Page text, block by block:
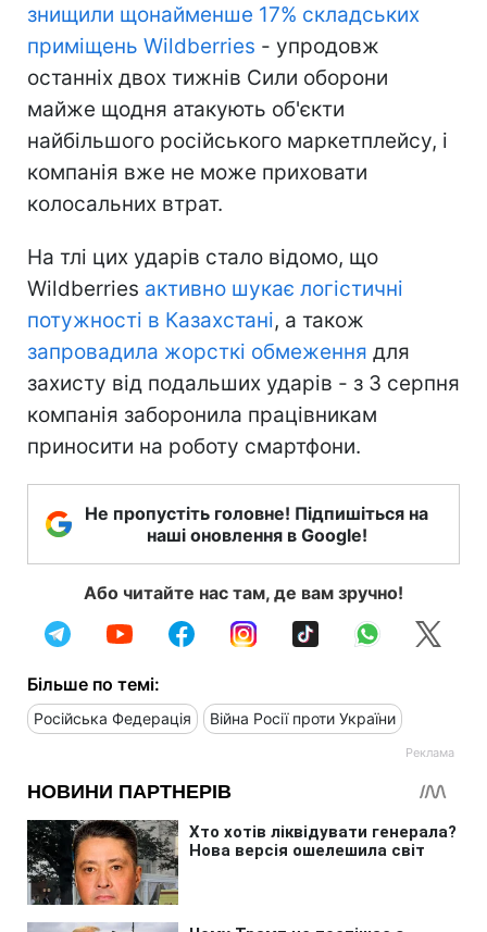
знищили щонайменше 17% складських
приміщень Wildberries - упродовж
останніх двох тижнів Сили оборони
майже щодня атакують об'єкти
найбільшого російського маркетплейсу, і
компанія вже не може приховати
колосальних втрат.
На тлі цих ударів стало відомо, що
Wildberries активно шукає логістичні
потужності в Казахстані, а також
запровадила жорсткі обмеження для
захисту від подальших ударів - з 3 серпня
компанія заборонила працівникам
приносити на роботу смартфони.
Не пропустіть головне! Підпишіться на
наші оновлення в Google!
Або читайте нас там, де вам зручно!
Більше по темі:
Російська Федерація Війна Росії проти України